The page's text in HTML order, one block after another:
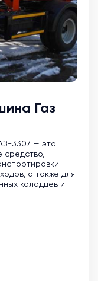
Газ
3307 — это
средство,
а также для
колодцев и